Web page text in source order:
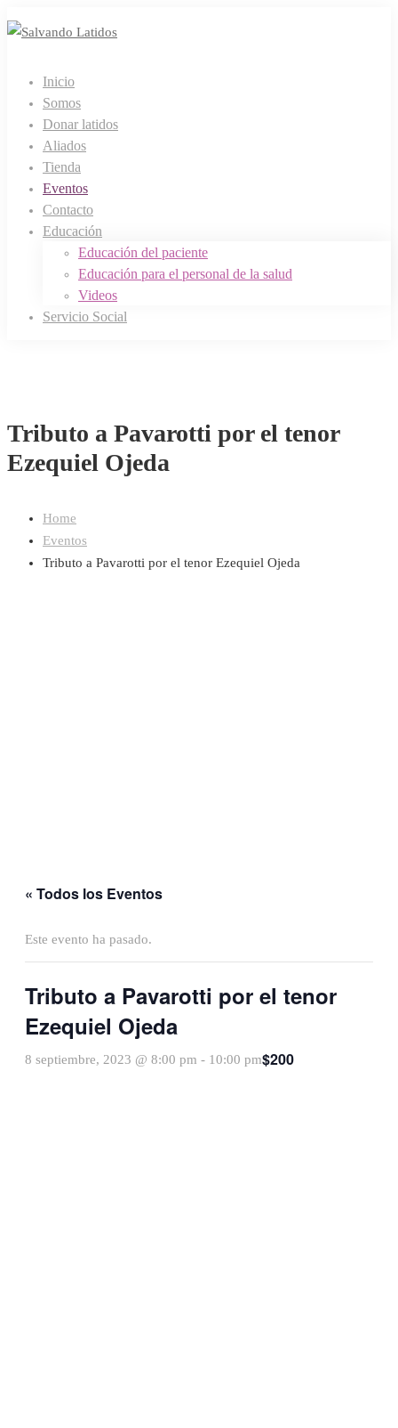
Inicio
Somos
Donar latidos
Aliados
Tienda
Eventos
Contacto
Educación
Educación del paciente
Educación para el personal de la salud
Videos
Servicio Social
Tributo a Pavarotti por el tenor
Ezequiel Ojeda
Home
Eventos
Tributo a Pavarotti por el tenor Ezequiel Ojeda
« Todos los Eventos
Este evento ha pasado.
Tributo a Pavarotti por el tenor
Ezequiel Ojeda
8 septiembre, 2023 @ 8:00 pm - 10:00 pm$200